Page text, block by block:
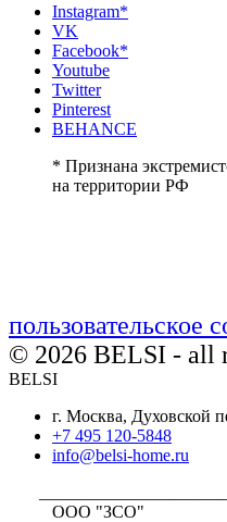
Instagram*
VK
Facebook*
Youtube
Twitter
Pinterest
BEHANCE
* Признана
на территории РФ
пользовательское
© 2026 BELSI - all
BELSI
г. Москва, Духовской
+7 495 120-5848
info@belsi-home.ru
ООО "ЗСО"